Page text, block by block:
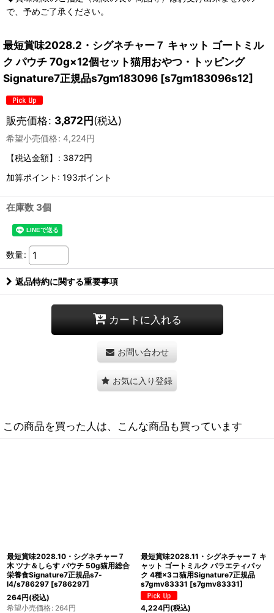
で、予めご了承ください。
最短賞味2028.2・シグネチャー７ キャット ゴートミル
ク パウチ 70g×12個セット猫用おやつ・トッピング
Signature7正規品s7gm183096 [s7gm183096s12]
販売価格: 3,872円(税込)
希望小売価格: 4,224円
【税込金額】
: 3872円
加算ポイント: 193ポイント
在庫数 3個
数量:
返品特約に関する重要事項
カートに入れる
お問い合わせ
お気に入り登録
この商品を買った人は、こんな商品も買っています
最短賞味2028.11・シグネチャー７ キ
ャット チキンムース（尿の健康に配
慮） パウチ 70g×12個セット猫用総合
栄養食 正規品s7gm283102
[s7gm283102s12
最短賞味2028.1・シグネチャー７ 水
ピュアチキン パウチ 50g猫用総合栄
養食Signature7正規品s7-
l3/s786280 [ s786280]
264円 (税込)
希望小売価格: 264